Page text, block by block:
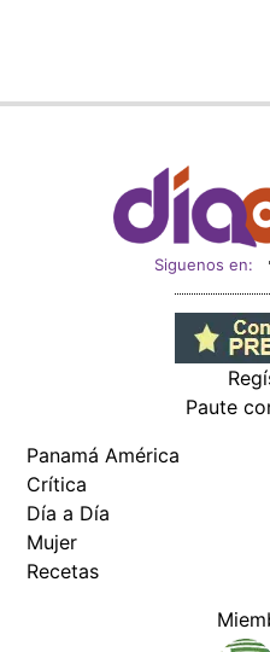
Siguenos en:
Paute
Crítica
Día a Día
Mujer
Recetas